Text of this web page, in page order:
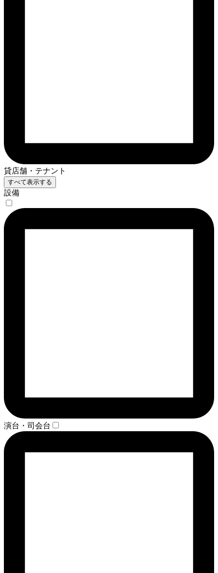
貸店舗・テナント
すべて表示する
設備
演台・司会台